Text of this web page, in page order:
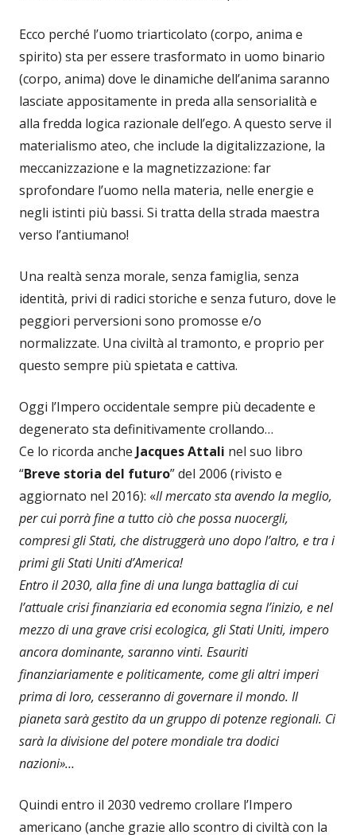
Ecco perché l’uomo triarticolato (corpo, anima e
spirito) sta per essere trasformato in uomo binario
(corpo, anima) dove le dinamiche dell’anima saranno
lasciate appositamente in preda alla sensorialità e
alla fredda logica razionale dell’ego. A questo serve il
materialismo ateo, che include la digitalizzazione, la
meccanizzazione e la magnetizzazione: far
sprofondare l’uomo nella materia, nelle energie e
negli istinti più bassi. Si tratta della strada maestra
verso l’antiumano!
Una realtà senza morale, senza famiglia, senza
identità, privi di radici storiche e senza futuro, dove le
peggiori perversioni sono promosse e/o
normalizzate. Una civiltà al tramonto, e proprio per
questo sempre più spietata e cattiva.
Oggi l’Impero occidentale sempre più decadente e
degenerato sta definitivamente crollando…
Ce lo ricorda anche Jacques Attali nel suo libro
“Breve storia del futuro” del 2006 (rivisto e
aggiornato nel 2016): «Il mercato sta avendo la meglio,
per cui porrà fine a tutto ciò che possa nuocergli,
compresi gli Stati, che distruggerà uno dopo l’altro, e tra i
primi gli Stati Uniti d’America!
Entro il 2030, alla fine di una lunga battaglia di cui
l’attuale crisi finanziaria ed economia segna l’inizio, e nel
mezzo di una grave crisi ecologica, gli Stati Uniti, impero
ancora dominante, saranno vinti. Esauriti
finanziariamente e politicamente, come gli altri imperi
prima di loro, cesseranno di governare il mondo. Il
pianeta sarà gestito da un gruppo di potenze regionali. Ci
sarà la divisione del potere mondiale tra dodici
nazioni»…
Quindi entro il 2030 vedremo crollare l’Impero
americano (anche grazie allo scontro di civiltà con la